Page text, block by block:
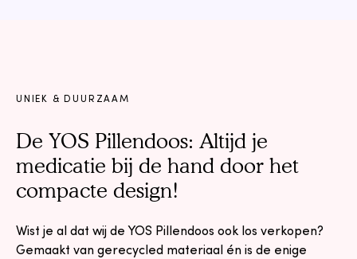
UNIEK & DUURZAAM
De YOS Pillendoos: Altijd je
medicatie bij de hand door het
compacte design!
Wist je al dat wij de YOS Pillendoos ook los verkopen?
Gemaakt van gerecycled materiaal én is de enige